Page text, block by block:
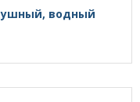
водный